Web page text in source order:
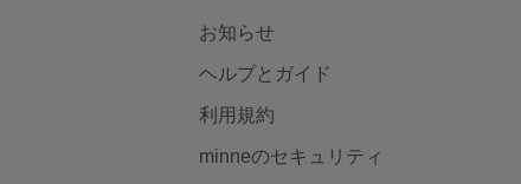
お知らせ
ヘルプとガイド
利用規約
minneのセキュリティ